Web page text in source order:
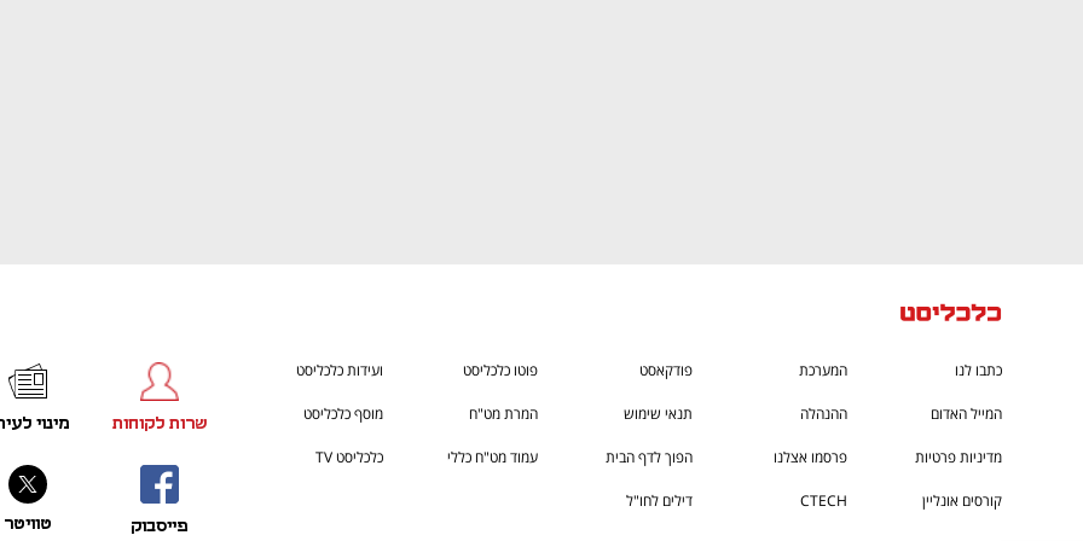
כתבו לנו המערכת פודקאסט פוטו כלכליסט ועידות כלכליסט
המייל האדום ההנהלה תנאי שימוש המרת מט"ח מוסף כלכליסט
מדיניות פרטיות פרסמו אצלנו הפוך לדף הבית עמוד מט"ח כללי כלכליסט TV
קורסים אונליין CTECH
דילים לחו"ל
פייסבוק
שרות לקוחות
טוויטר
מינוי